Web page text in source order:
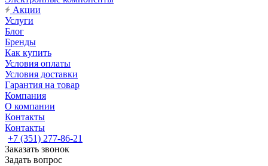
Акции
Услуги
Блог
Бренды
Как купить
Условия оплаты
Условия доставки
Гарантия на товар
Компания
О компании
Контакты
Контакты
+7 (351) 277-86-21
Заказать звонок
Задать вопрос